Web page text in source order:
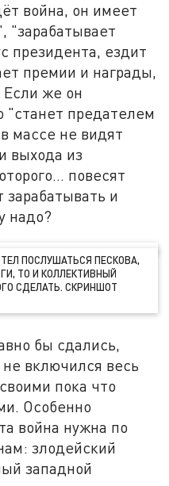
война, он имеет
"зарабатывает
президента, ездит
премии и награды,
же он
"станет предателем
массе не видят
выхода из
повесят
зарабатывать и
надо?
ПОСЛУШАТЬСЯ ПЕСКОВА,
ТО И КОЛЛЕКТИВНЫЙ
СДЕЛАТЬ. СКРИНШОТ
бы сдались,
включился весь
пока что
Особенно
война нужна по
злодейский
западной